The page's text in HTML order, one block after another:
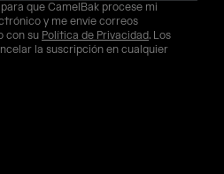
que CamelBak procese mi
y me envíe correos
con su Política de Privacidad. Los
la suscripción en cualquier